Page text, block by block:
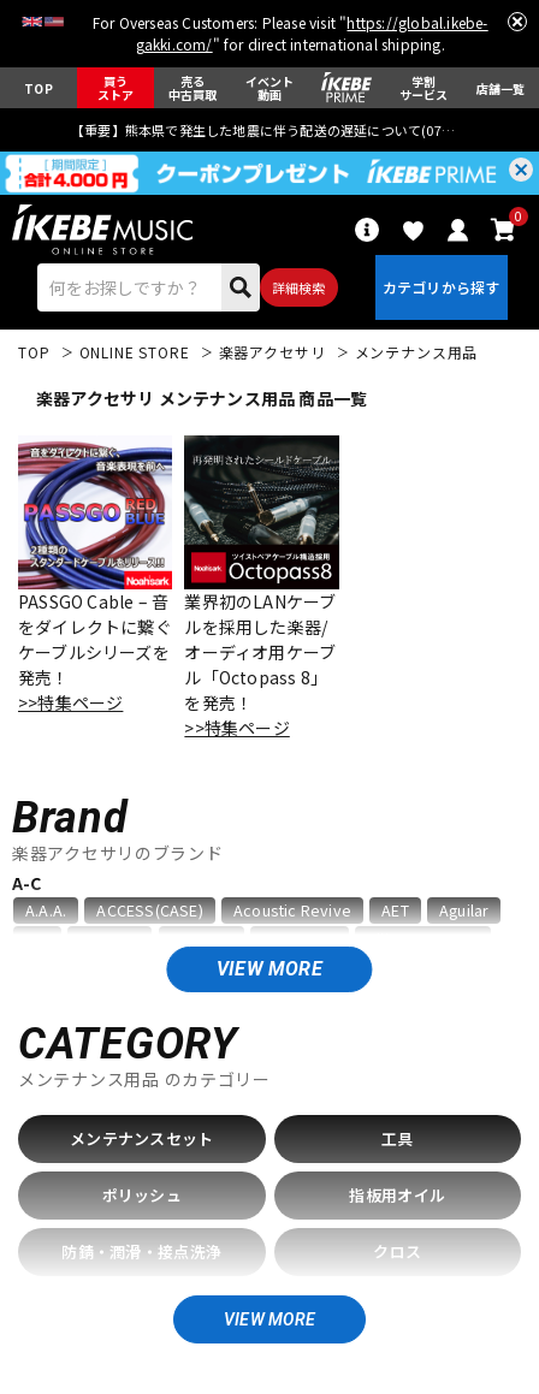
For Overseas Customers: Please visit "https://global.ikebe-
gakki.com/" for direct international shipping.
TOP 買う
ストア
売る
中古買取
イベント
動画
学割
サービス 店舗一覧
【重要】熊本県で発生した地震に伴う配送の遅延について(07月29日
詳細検索
0
エレキギター
ベース
ドラム
管楽器
アンプ エフェクター
DTM オンライン納品
TOP ONLINE STORE 楽器アクセサリ メンテナンス用品
楽器アクセサリ メンテナンス用品 商品一覧
PASSGO Cable – 音
をダイレクトに繋ぐ
ケーブルシリーズを
発売！
>>特集ページ
業界初のLANケーブ
ルを採用した楽器/
オーディオ用ケーブ
ル「Octopass 8」
を発売！
>>特集ページ
Brand
楽器アクセサリのブランド
VIEW MORE
A-C
A.A.A. ACCESS(CASE) Acoustic Revive AET
Aguilar
ALPINE HEARING PROTECTION APEX
ARTEC ATELIER Z
B，W&R
Babicz BARBAROSSA
bartolini
basiner BASSO
Bigsby
Bill Lawrence Birdland
BLACK MOUNTAIN PICKS
BLACK&GOLD
Blackstar
BLUE BELL
Bohemians BONDHUS BOSS
brokker
Bruff B-SIDE LABEL CAIG CAJ
CANARE
Carl Fischer
Carlos Charles Colin Cherub
CLAYTON
Cleartone
Cling On CNB Colossal Cable
COLUMBIA
COMFORT Strapp
Cordoba
Couch Guitar Strap
D’Addario
Daiking Corporation
CATEGORY
メンテナンス用品 のカテゴリー
メンテナンスセット 工具
ポリッシュ 指板用オイル
防錆・潤滑・接点洗浄 クロス
その他メンテナンス用品VIEW MORE